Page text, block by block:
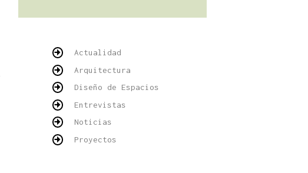
Actualidad
Arquitectura
Diseño de Espacios
Entrevistas
Noticias
Proyectos